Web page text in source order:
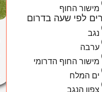
מישור החוף
לפי שעה בדרום
נגב
ערבה
מישור החוף הדרומי
ים המלח
צפון הנגב